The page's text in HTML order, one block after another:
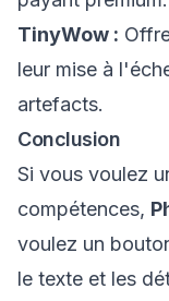
TinyWow :
leur mise à
artefacts.
Conclusion
Si vous voulez
compétences,
voulez un
le texte et les